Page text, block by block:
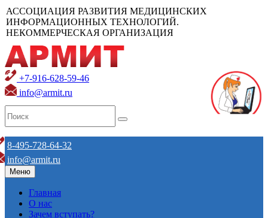
АССОЦИАЦИЯ РАЗВИТИЯ МЕДИЦИНСКИХ
ИНФОРМАЦИОННЫХ ТЕХНОЛОГИЙ.
НЕКОММЕРЧЕСКАЯ ОРГАНИЗАЦИЯ
+7-916-628-59-46
info@armit.ru
8-495-728-64-32
info@armit.ru
Меню
Главная
О нас
Зачем вступать?